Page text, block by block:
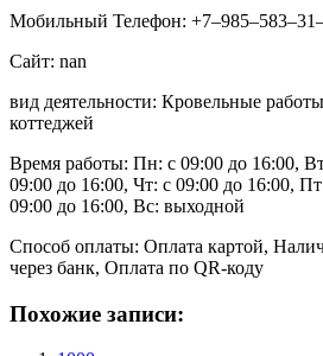
Мобильный Телефон:
Сайт: nan
вид деятельности: Кровельные
коттеджей
Время работы: Пн: с 09:00 до 16:00,
09:00 до 16:00, Чт: с 09:00 до 16:00,
09:00 до 16:00, Вс: выходной
Способ оплаты: Оплата картой,
через банк, Оплата по QR-коду
Похожие записи: